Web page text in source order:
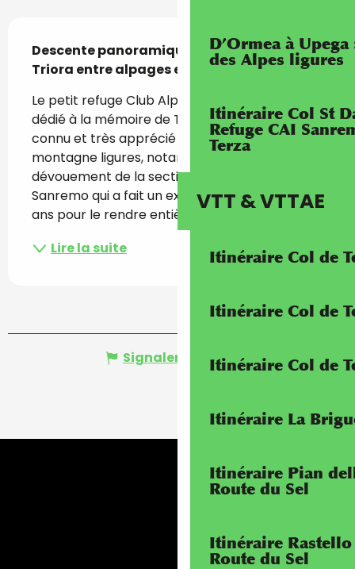
D’Ormea à
des Alpes ligures
Itinéraire Col St
Refuge CAI
Terza
VTT & VTTAE
Itinéraire Col de
Itinéraire Col de
Itinéraire Col de
Itinéraire La
Itinéraire Pian
Route du Sel
Itinéraire
Route du Sel
Description
Descente panoramique du Saccarello vers
Triora entre alpages et forêts ligures
Le petit refuge Club Alpin Italien « Sanremo »,
dédié à la mémoire de Tino Gauzzi, est bien
connu et très apprécié des amateurs de
montagne ligures, notamment grâce au
dévouement de la section Club Alpin Italien de
Sanremo qui a fait un excellent travail au fil des
ans pour le rendre entièrement...
Lire la suite
Signaler une erreur